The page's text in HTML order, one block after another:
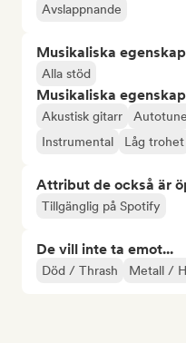
Avslappnande
Musikaliska
Alla stöd
Musikaliska
Akustisk gitarr Autotune
Instrumental
Låg trohet
Attribut de också är
Tillgänglig på Spotify
De vill inte ta emot...
Död / Thrash Metall /